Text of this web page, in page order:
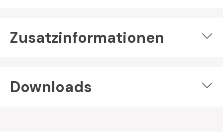
Zusatzinformationen
Downloads